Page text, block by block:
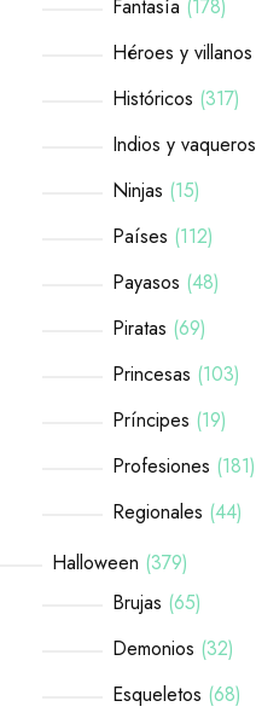
Fantasía 178
Héroes y villanos
Históricos 317
Indios y vaqueros
Ninjas 15
Países 112
Payasos 48
Piratas 69
Princesas 103
Príncipes 19
Profesiones 181
Regionales 44
Halloween 379
Brujas 65
Demonios 32
Esqueletos 68